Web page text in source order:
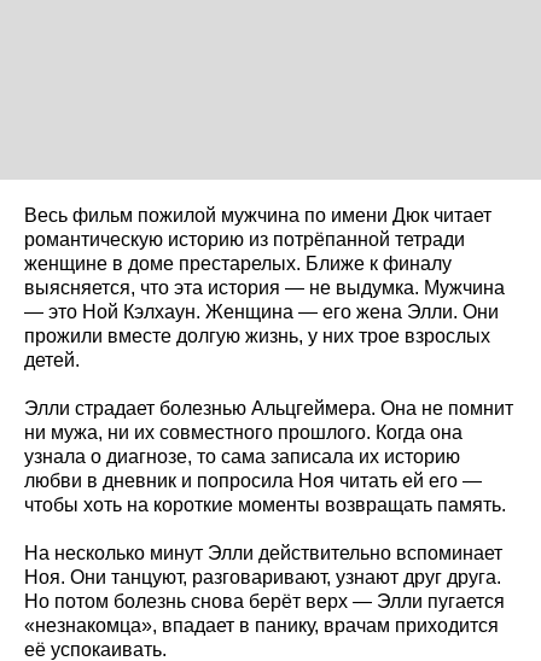
Весь фильм пожилой мужчина по имени Дюк читает
романтическую историю из потрёпанной тетради
женщине в доме престарелых. Ближе к финалу
выясняется, что эта история — не выдумка. Мужчина
— это Ной Кэлхаун. Женщина — его жена Элли. Они
прожили вместе долгую жизнь, у них трое взрослых
детей.
Элли страдает болезнью Альцгеймера. Она не помнит
ни мужа, ни их совместного прошлого. Когда она
узнала о диагнозе, то сама записала их историю
любви в дневник и попросила Ноя читать ей его —
чтобы хоть на короткие моменты возвращать память.
На несколько минут Элли действительно вспоминает
Ноя. Они танцуют, разговаривают, узнают друг друга.
Но потом болезнь снова берёт верх — Элли пугается
«незнакомца», впадает в панику, врачам приходится
её успокаивать.